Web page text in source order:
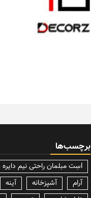
برچسب‌ها
lسِت مبلمان راحتی نیم دایره در اتاق نشیمن و پذیرایی
آرام
آشپزخانه آینه